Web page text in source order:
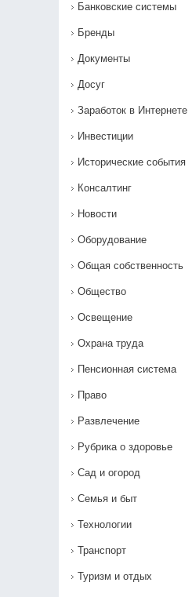
Банковские системы
Бренды
Документы
Досуг
Заработок в Интернете
Инвестиции
Исторические события
Консалтинг
Новости
Оборудование
Общая собственность
Общество
Освещение
Охрана труда
Пенсионная система
Право
Развлечение
Рубрика о здоровье
Сад и огород
Семья и быт
Технологии
Транспорт
Туризм и отдых